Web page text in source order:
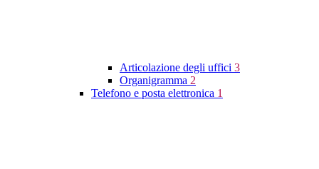
Articolazione degli uffici 3
Organigramma 2
Telefono e posta elettronica 1